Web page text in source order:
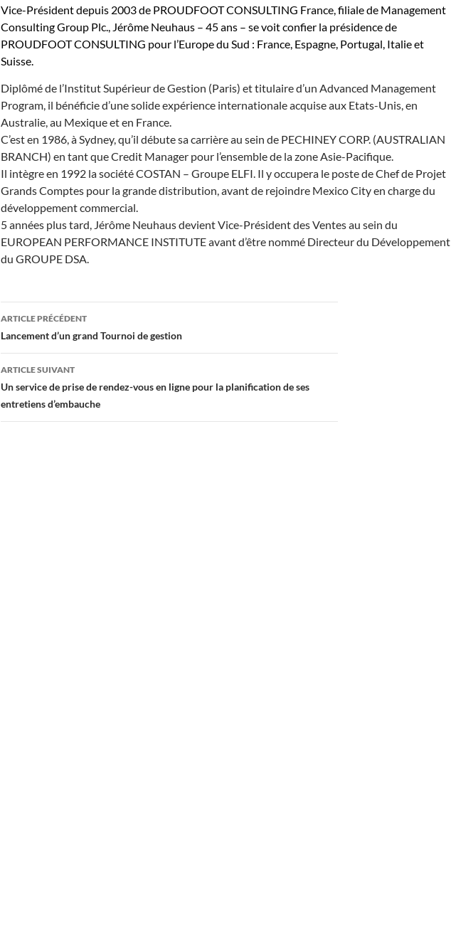
Vice-Président depuis 2003 de PROUDFOOT CONSULTING France, filiale de Management
Consulting Group Plc., Jérôme Neuhaus – 45 ans – se voit confier la présidence de
PROUDFOOT CONSULTING pour l’Europe du Sud : France, Espagne, Portugal, Italie et
Suisse.
Diplômé de l’Institut Supérieur de Gestion (Paris) et titulaire d’un Advanced Management
Program, il bénéficie d’une solide expérience internationale acquise aux Etats-Unis, en
Australie, au Mexique et en France.
C’est en 1986, à Sydney, qu’il débute sa carrière au sein de PECHINEY CORP. (AUSTRALIAN
BRANCH) en tant que Credit Manager pour l’ensemble de la zone Asie-Pacifique.
Il intègre en 1992 la société COSTAN – Groupe ELFI. Il y occupera le poste de Chef de Projet
Grands Comptes pour la grande distribution, avant de rejoindre Mexico City en charge du
développement commercial.
5 années plus tard, Jérôme Neuhaus devient Vice-Président des Ventes au sein du
EUROPEAN PERFORMANCE INSTITUTE avant d’être nommé Directeur du Développement
du GROUPE DSA.
Navigation
des
articles
ARTICLE PRÉCÉDENT
Lancement d’un grand Tournoi de gestion
ARTICLE SUIVANT
Un service de prise de rendez-vous en ligne pour la planification de ses
entretiens d’embauche